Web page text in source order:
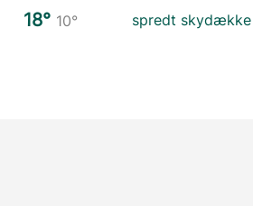
18° 10° spredt skydække